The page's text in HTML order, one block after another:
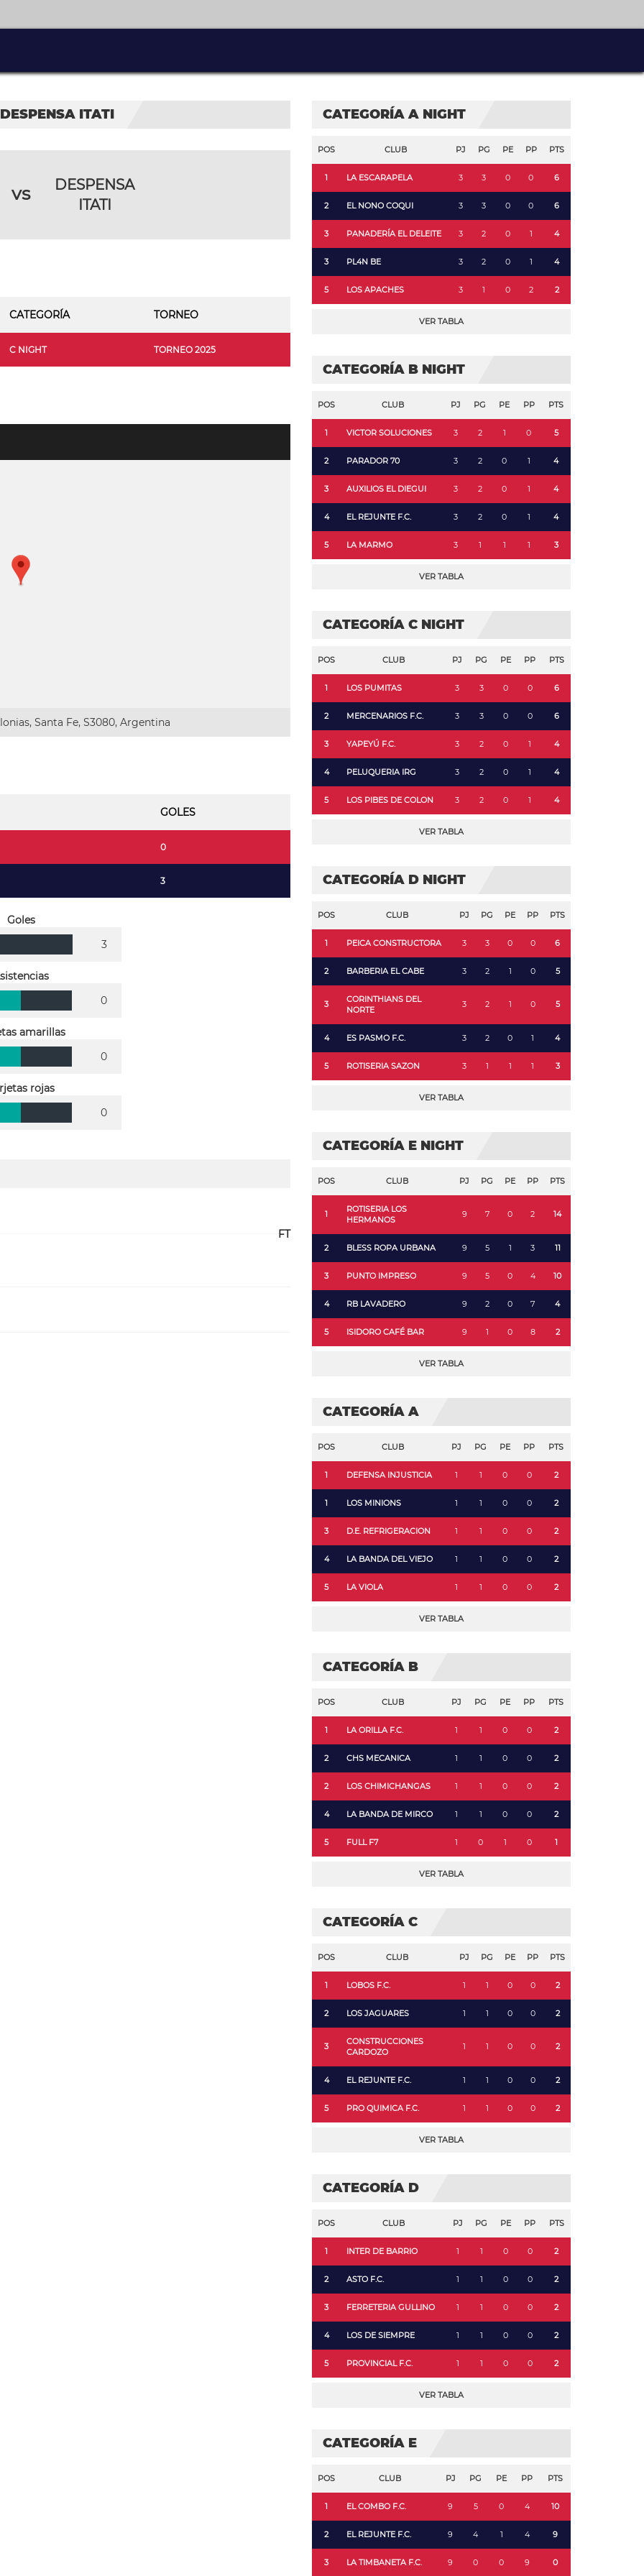
ITATI
vs
DESPENSA
ITATI
CATEGORÍA TORNEO
C NIGHT TORNEO 2025
Santa Fe, S3080, Argentina
GOLES
0
3
Goles
3
0
amarillas
0
rojas
0
FT
CATEGORÍA A NIGHT
POS CLUB PJ PG PE PP PTS
1 LA ESCARAPELA 3 3 0 0 6
2 EL NONO COQUI 3 3 0 0 6
3 PANADERÍA EL DELEITE 3 2 0 1 4
3 PL4N BE 3 2 0 1 4
5 LOS APACHES 3 1 0 2 2
VER TABLA
CATEGORÍA B NIGHT
POS CLUB PJ PG PE PP PTS
1 VICTOR SOLUCIONES 3 2 1 0 5
2 PARADOR 70 3 2 0 1 4
3 AUXILIOS EL DIEGUI 3 2 0 1 4
4 EL REJUNTE F.C. 3 2 0 1 4
5 LA MARMO 3 1 1 1 3
VER TABLA
CATEGORÍA C NIGHT
POS CLUB PJ PG PE PP PTS
1 LOS PUMITAS 3 3 0 0 6
2 MERCENARIOS F.C. 3 3 0 0 6
3 YAPEYÚ F.C. 3 2 0 1 4
4 PELUQUERIA IRG 3 2 0 1 4
5 LOS PIBES DE COLON 3 2 0 1 4
VER TABLA
CATEGORÍA D NIGHT
POS CLUB PJ PG PE PP PTS
1 PEICA CONSTRUCTORA 3 3 0 0 6
2 BARBERIA EL CABE 3 2 1 0 5
3
CORINTHIANS DEL
NORTE
3 2 1 0 5
4 ES PASMO F.C. 3 2 0 1 4
5 ROTISERIA SAZON 3 1 1 1 3
VER TABLA
CATEGORÍA E NIGHT
POS CLUB PJ PG PE PP PTS
1
ROTISERIA LOS
HERMANOS
9 7 0 2 14
2 BLESS ROPA URBANA 9 5 1 3 11
3 PUNTO IMPRESO 9 5 0 4 10
4 RB LAVADERO 9 2 0 7 4
5 ISIDORO CAFÉ BAR 9 1 0 8 2
VER TABLA
CATEGORÍA A
POS CLUB PJ PG PE PP PTS
1 DEFENSA INJUSTICIA 1 1 0 0 2
1 LOS MINIONS 1 1 0 0 2
3 D.E. REFRIGERACION 1 1 0 0 2
4 LA BANDA DEL VIEJO 1 1 0 0 2
5 LA VIOLA 1 1 0 0 2
VER TABLA
CATEGORÍA B
POS CLUB PJ PG PE PP PTS
1 LA ORILLA F.C. 1 1 0 0 2
2 CHS MECANICA 1 1 0 0 2
2 LOS CHIMICHANGAS 1 1 0 0 2
4 LA BANDA DE MIRCO 1 1 0 0 2
5 FULL F7 1 0 1 0 1
VER TABLA
CATEGORÍA C
POS CLUB PJ PG PE PP PTS
1 LOBOS F.C. 1 1 0 0 2
2 LOS JAGUARES 1 1 0 0 2
3
CONSTRUCCIONES
CARDOZO
1 1 0 0 2
4 EL REJUNTE F.C. 1 1 0 0 2
5 PRO QUIMICA F.C. 1 1 0 0 2
VER TABLA
CATEGORÍA D
POS CLUB PJ PG PE PP PTS
1 INTER DE BARRIO 1 1 0 0 2
2 ASTO F.C. 1 1 0 0 2
3 FERRETERIA GULLINO 1 1 0 0 2
4 LOS DE SIEMPRE 1 1 0 0 2
5 PROVINCIAL F.C. 1 1 0 0 2
VER TABLA
CATEGORÍA E
POS CLUB PJ PG PE PP PTS
1 EL COMBO F.C. 9 5 0 4 10
2 EL REJUNTE F.C. 9 4 1 4 9
3 LA TIMBANETA F.C. 9 0 0 9 0